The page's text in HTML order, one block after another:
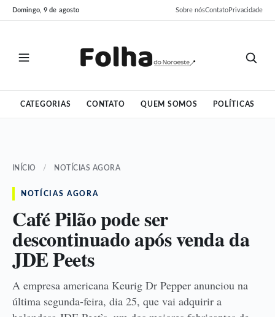
Pular
para
Pular
para
Domingo, 9 de agosto Sobre nósContatoPrivacidade
CATEGORIAS CONTATO QUEM SOMOS POLÍTICAS
INÍCIO / NOTÍCIAS AGORA
NOTÍCIAS AGORA
Café Pilão pode ser
descontinuado após venda da
JDE Peets
A empresa americana Keurig Dr Pepper anunciou na
última segunda-feira, dia 25, que vai adquirir a